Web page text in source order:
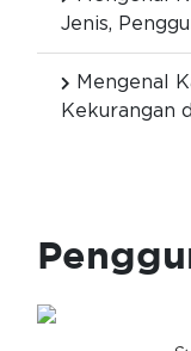
Jenis,
Mengenal
Kekurangan